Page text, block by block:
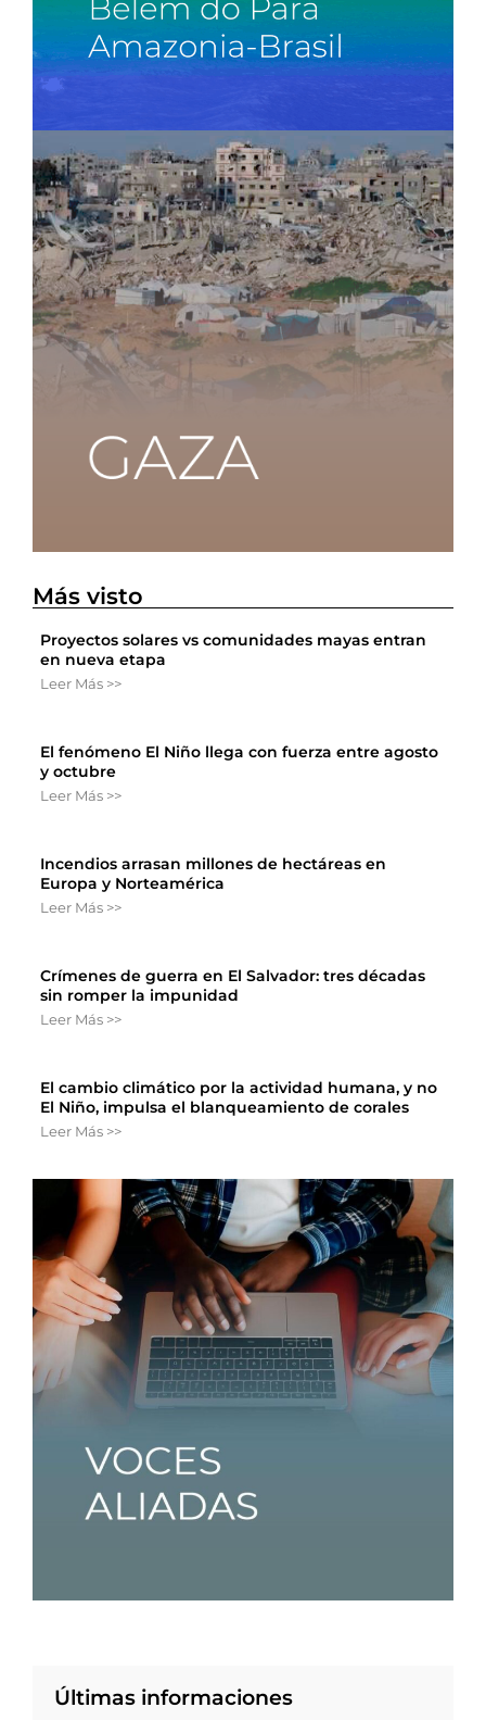
Más visto
Proyectos solares vs comunidades mayas entran
en nueva etapa
Leer Más >>
El fenómeno El Niño llega con fuerza entre agosto
y octubre
Leer Más >>
Incendios arrasan millones de hectáreas en
Europa y Norteamérica
Leer Más >>
Crímenes de guerra en El Salvador: tres décadas
sin romper la impunidad
Leer Más >>
El cambio climático por la actividad humana, y no
El Niño, impulsa el blanqueamiento de corales
Leer Más >>
Últimas informaciones